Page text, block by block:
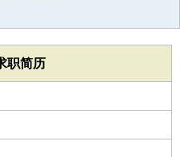
职简历